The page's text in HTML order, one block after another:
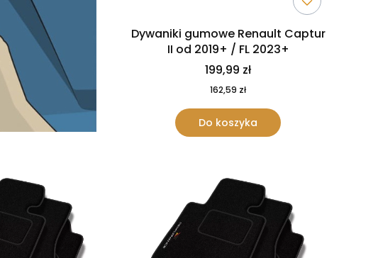
Dywaniki gumowe Renault Captur
II od 2019+ / FL 2023+
199,99 zł
162,59 zł
Do koszyka